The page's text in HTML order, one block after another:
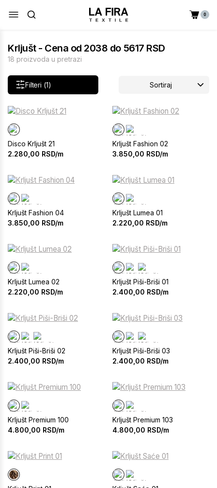
0
Krljušt - Cena od 2038 do 5617 RSD
18 proizvoda u pretrazi
Filteri (1) Sortiraj
Disco Krljušt 21
2.280,00 RSD/m
Krljušt Fashion 02
3.850,00 RSD/m
Krljušt Fashion 04
3.850,00 RSD/m
Krljušt Lumea 01
2.220,00 RSD/m
Krljušt Lumea 02
2.220,00 RSD/m
Krljušt Piši-Briši 01
2.400,00 RSD/m
Krljušt Piši-Briši 02
2.400,00 RSD/m
Krljušt Piši-Briši 03
2.400,00 RSD/m
Krljušt Premium 100
4.800,00 RSD/m
Krljušt Premium 103
4.800,00 RSD/m